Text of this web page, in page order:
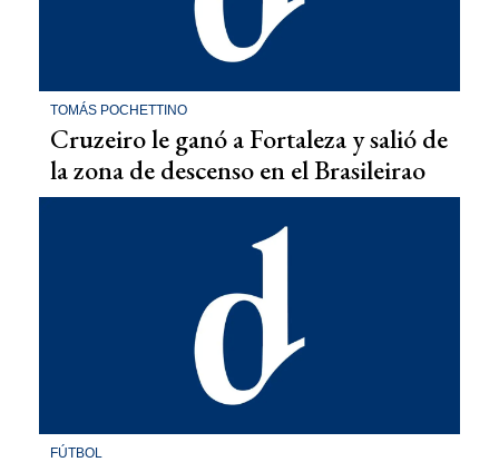
TOMÁS POCHETTINO
Cruzeiro le ganó a Fortaleza y salió de
la zona de descenso en el Brasileirao
FÚTBOL